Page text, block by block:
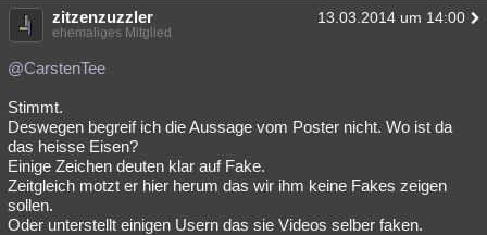
zitzenzuzzler 13.03.2014 um 14:00
ehemaliges Mitglied
@CarstenTee
Stimmt.
Deswegen begreif ich die Aussage vom Poster nicht. Wo ist da
das heisse Eisen?
Einige Zeichen deuten klar auf Fake.
Zeitgleich motzt er hier herum das wir ihm keine Fakes zeigen
sollen.
Oder unterstellt einigen Usern das sie Videos selber faken.